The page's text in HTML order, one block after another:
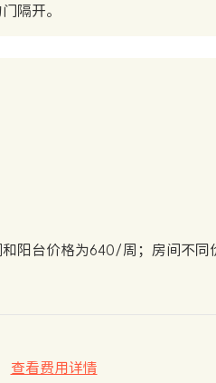
隔开。
阳台价格为640/周；房间不同
查看费用详情